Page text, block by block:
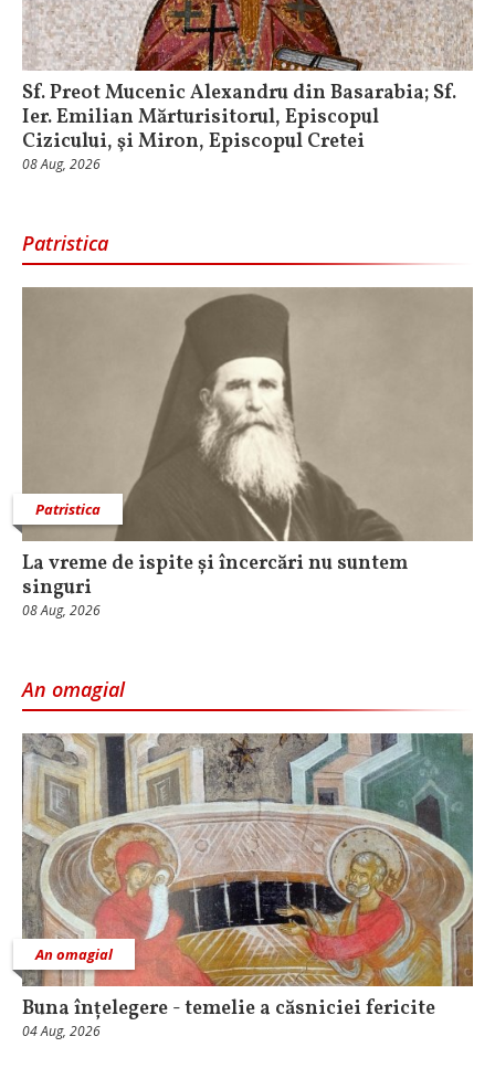
Sf. Preot Mucenic Alexandru din Basarabia; Sf.
Ier. Emilian Mărturisitorul, Episcopul
Cizicului, şi Miron, Episcopul Cretei
08 Aug, 2026
Patristica
Patristica
La vreme de ispite și încercări nu suntem
singuri
08 Aug, 2026
An omagial
An omagial
Buna înțelegere - temelie a căsniciei fericite
04 Aug, 2026